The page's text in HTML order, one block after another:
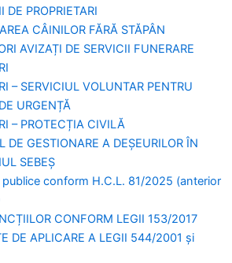
DE PROPRIETARI
CÂINILOR FĂRĂ STĂPÂN
AVIZAȚI DE SERVICII FUNERARE
– SERVICIUL VOLUNTAR PENTRU
URGENȚĂ
– PROTECȚIA CIVILĂ
DE GESTIONARE A DEȘEURILOR ÎN
SEBEȘ
publice conform H.C.L. 81/2025 (anterior
CONFORM LEGII 153/2017
DE APLICARE A LEGII 544/2001 și